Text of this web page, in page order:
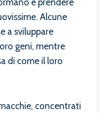
Alcune
a sviluppare
geni, mentre
di come il loro
concentrati